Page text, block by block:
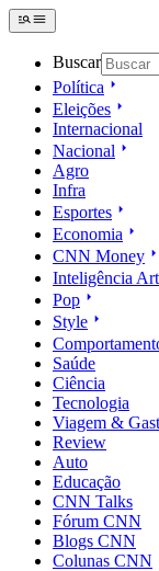
Buscar
Política
Eleições
Internacional
Nacional
Agro
Infra
Esportes
Economia
CNN Money
Inteligência
Pop
Style
Saúde
Ciência
Tecnologia
Viagem &
Review
Auto
Educação
CNN Talks
Fórum CNN
Blogs CNN
Colunas CNN